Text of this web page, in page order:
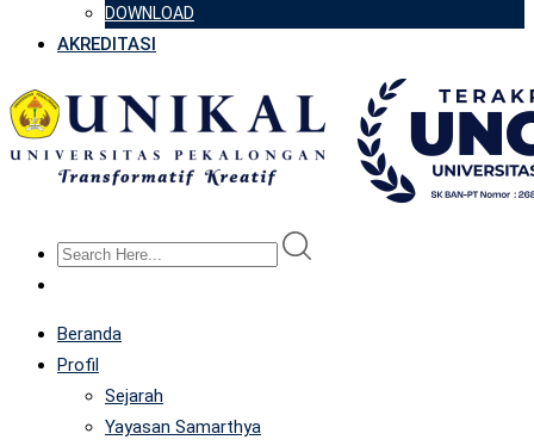
DOWNLOAD
AKREDITASI
Beranda
Profil
Sejarah
Yayasan Samarthya